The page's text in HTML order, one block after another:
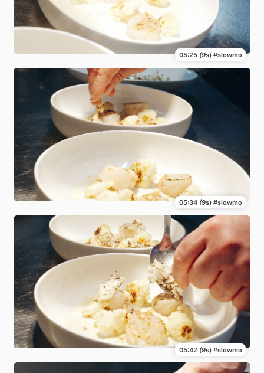
05:25 (9s) #slowmo
05:34 (9s) #slowmo
05:42 (9s) #slowmo